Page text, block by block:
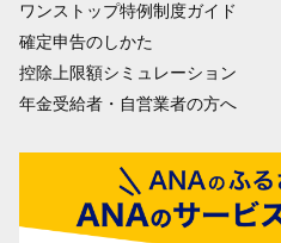
ワンストップ特例制度ガイド
確定申告のしかた
控除上限額シミュレーション
年金受給者・自営業者の方へ